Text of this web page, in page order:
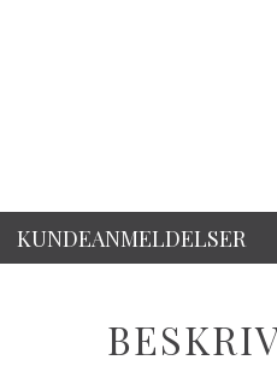
KUNDEANMELDELSER